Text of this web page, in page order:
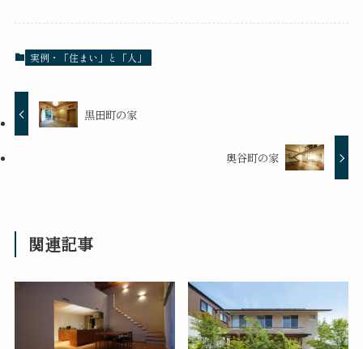
実例・「住まい」と「人」
黒田町の家
奥谷町の家
関連記事